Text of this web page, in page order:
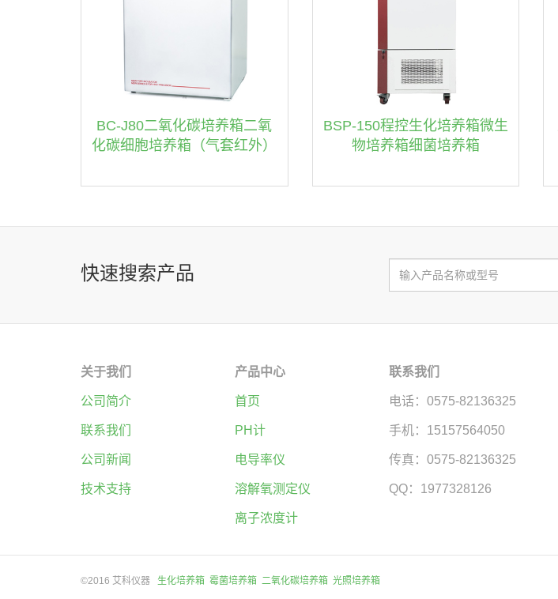
BC-J80二氧化碳培养箱二氧
化碳细胞培养箱（气套红外）
BSP-150程控生化培养箱微生
物培养箱细菌培养箱
快速搜索产品
关于我们
公司简介
联系我们
公司新闻
技术支持
产品中心
首页
PH计
电导率仪
溶解氧测定仪
离子浓度计
联系我们
电话：0575-82136325
手机：15157564050
传真：0575-82136325
QQ：1977328126
©2016 艾科仪器 生化培养箱 霉菌培养箱 二氧化碳培养箱 光照培养箱